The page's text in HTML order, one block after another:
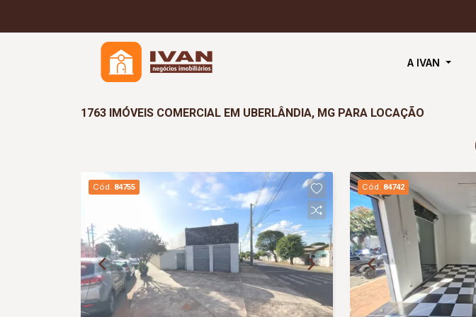
A IVAN
1763 IMÓVEIS COMERCIAL EM UBERLÂNDIA, MG PARA LOCAÇÃO
Cód. 84755 Cód. 84742